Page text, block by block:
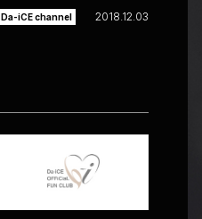
Da-iCE channel 2018.12.03